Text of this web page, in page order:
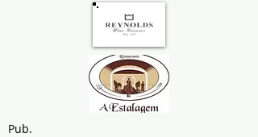
Pub.